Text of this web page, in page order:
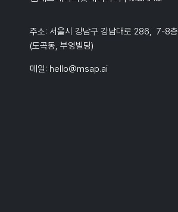
주소: 서울시 강남구 강남대로 286, 7-8층
(도곡동, 부영빌딩)
메일: hello@msap.ai